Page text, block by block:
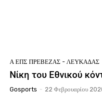
Ά ΕΠΣ ΠΡΈΒΕΖΑΣ - ΛΕΥΚΆΔΑΣ
Νίκη του Εθνικού
Gosports - 22 Φεβρουαρίου